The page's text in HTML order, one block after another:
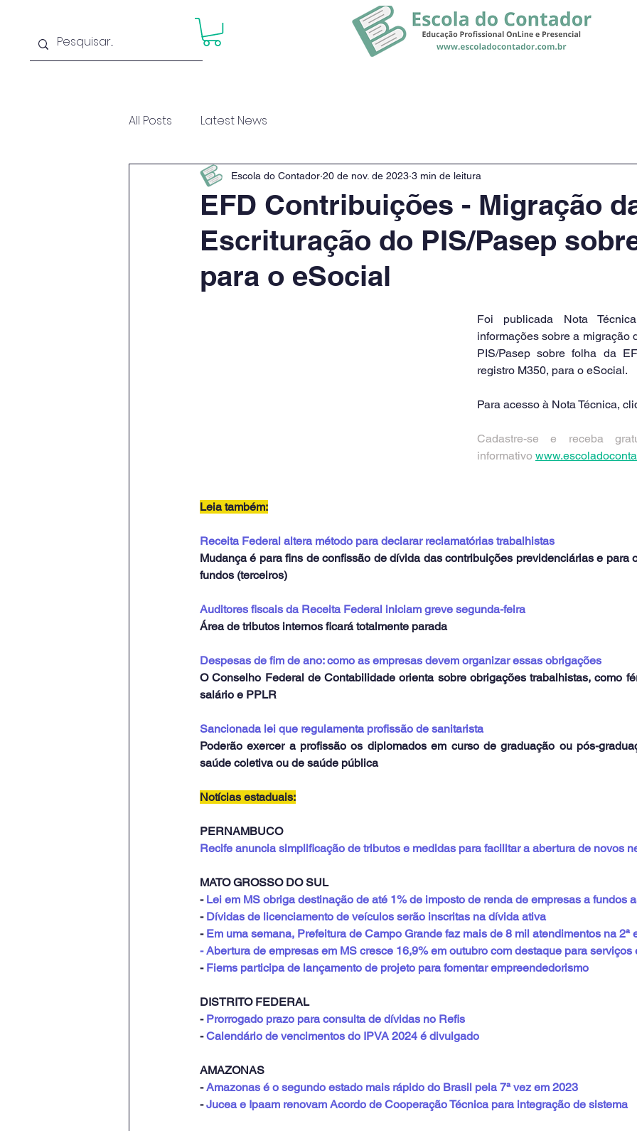
All Posts Latest News
EFD Contribuições - Migração
Escrituração do PIS/Pasep
para o eSocial
Escola do Contador 20 de nov. de 2023 3 min de leitura
Foi publicada Nota
informações sobre a migração
PIS/Pasep sobre folha da
registro M350, para o eSocial.
Para acesso à Nota Técnica,
Cadastre-se e receba
informativo
Leia também:
Receita Federal altera método para declarar reclamatórias trabalhistas
Mudança é para fins de confissão de dívida das contribuições previdenciárias e para
fundos (terceiros)
Auditores fiscais da Receita Federal iniciam greve segunda-feira
Área de tributos internos ficará totalmente parada
Despesas de fim de ano: como as empresas devem organizar essas obrigações
O Conselho Federal de Contabilidade orienta sobre obrigações trabalhistas, como
salário e PPLR
Sancionada lei que regulamenta profissão de sanitarista
Poderão exercer a profissão os diplomados em curso de graduação ou pós-
saúde coletiva ou de saúde pública
Notícias estaduais:
PERNAMBUCO
Recife anuncia simplificação de tributos e medidas para facilitar a abertura de novos
MATO GROSSO DO SUL
- Lei em MS obriga destinação de até 1% de imposto de renda de empresas a fundos
- Dívidas de licenciamento de veículos serão inscritas na dívida ativa
- Em uma semana, Prefeitura de Campo Grande faz mais de 8 mil atendimentos na 2ª
- Abertura de empresas em MS cresce 16,9% em outubro com destaque para serviços
- Fiems participa de lançamento de projeto para fomentar empreendedorismo
DISTRITO FEDERAL
- Prorrogado prazo para consulta de dívidas no Refis
- Calendário de vencimentos do IPVA 2024 é divulgado
AMAZONAS
- Amazonas é o segundo estado mais rápido do Brasil pela 7ª vez em 2023
- Jucea e Ipaam renovam Acordo de Cooperação Técnica para integração de sistema